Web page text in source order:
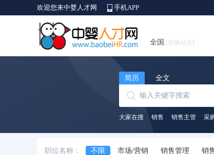
欢迎您来中婴人才网 手机APP
全国 [切换站点]
简历 全文
大家在搜 销售 销售主管 采
职位名称： 不限 市场/营销 销售管理 销